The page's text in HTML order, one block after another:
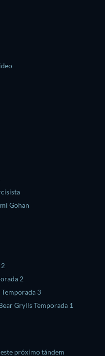
Gohan
2
3
Grylls Temporada 1
próximo tándem